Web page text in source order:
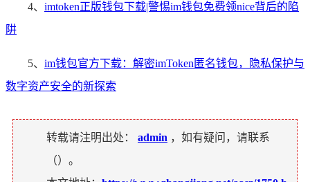
4、 imtoken正版钱包下载|警惕im钱包免费领nice背后的陷
阱
5、 im钱包官方下载：解密imToken匿名钱包，隐私保护与
数字资产安全的新探索
转载请注明出处： admin ，如有疑问，请联系
（）。